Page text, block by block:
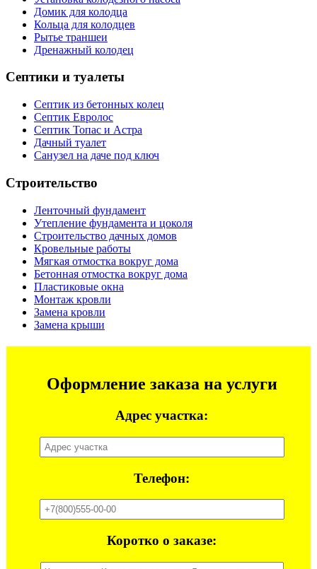
Домик для колодца
Кольца для колодцев
Рытье траншеи
Дренажный колодец
Септики и туалеты
Септик из бетонных колец
Септик Евролос
Септик Топас и Астра
Дачный туалет
Санузел на даче под ключ
Строительство
Ленточный фундамент
Утепление фундамента и цоколя
Строительство дачных домов
Кровельные работы
Мягкая отмостка вокруг дома
Бетонная отмостка вокруг дома
Пластиковые окна
Монтаж кровли
Замена кровли
Замена крыши
Оформление заказа на услуги
Адрес участка:
Телефон:
Коротко о заказе: